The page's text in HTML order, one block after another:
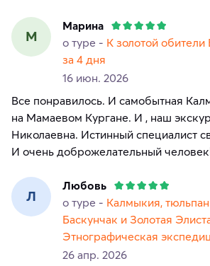
М
Марина
о туре - К золотой
за 4 дня
16 июн. 2026
Все понравилось. И самобытная
на Мамаевом Кургане. И , наш
Николаевна. Истинный специалист
И очень доброжелательный
Л
Любовь
о туре - Калмыкия,
Баскунчак и Золотая
Этнографическая
26 апр. 2026